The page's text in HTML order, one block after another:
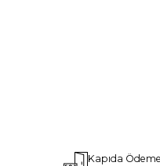
Kapıda Ödeme